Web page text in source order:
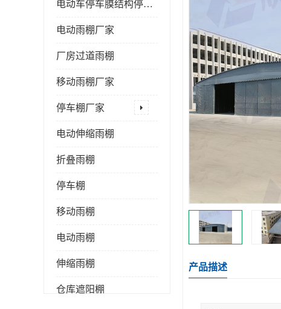
电动车停车膜结构停车棚
电动雨棚厂家
厂房过道雨棚
移动雨棚厂家
停车棚厂家
电动伸缩雨棚
折叠雨棚
停车棚
移动雨棚
电动雨棚
伸缩雨棚
仓库遮阳棚
产品描述